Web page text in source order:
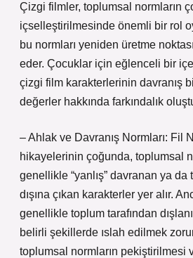
Çizgi filmler, toplumsal normların
içselleştirilmesinde önemli bir rol
bu normları yeniden üretme
eder. Çocuklar için eğlenceli bir
çizgi film karakterlerinin davranış
değerler hakkında farkındalık
– Ahlak ve Davranış Normları: Fil
hikayelerinin çoğunda, toplumsal
genellikle “yanlış” davranan ya da
dışına çıkan karakterler yer alır.
genellikle toplum tarafından
belirli şekillerde ıslah edilmek
toplumsal normların pekiştirilmesi